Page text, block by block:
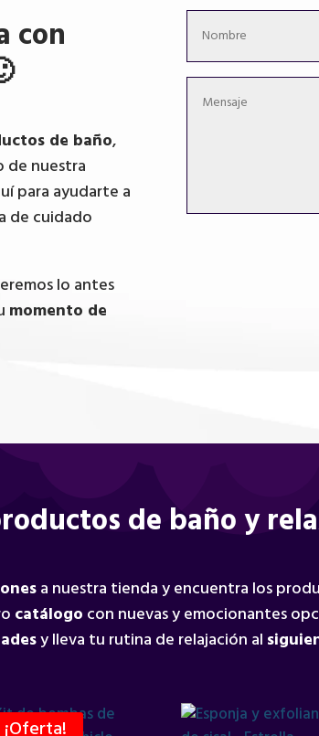
con
de baño,
de nuestra
para ayudarte a
de cuidado
lo antes
momento de
de baño y
a nuestra tienda y encuentra los
catálogo con nuevas y emocionantes
y lleva tu rutina de relajación al
¡Oferta!